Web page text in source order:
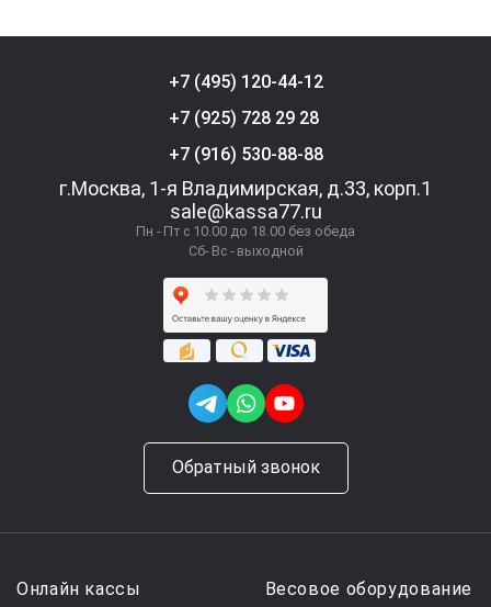
+7 (495) 120-44-12
+7 (925) 728 29 28
+7 (916) 530-88-88
г.Москва, 1-я Владимирская, д.33, корп.1
sale@kassa77.ru
Пн - Пт с 10.00 до 18.00 без обеда
Сб- Вс - выходной
Обратный звонок
Онлайн кассы Весовое оборудование